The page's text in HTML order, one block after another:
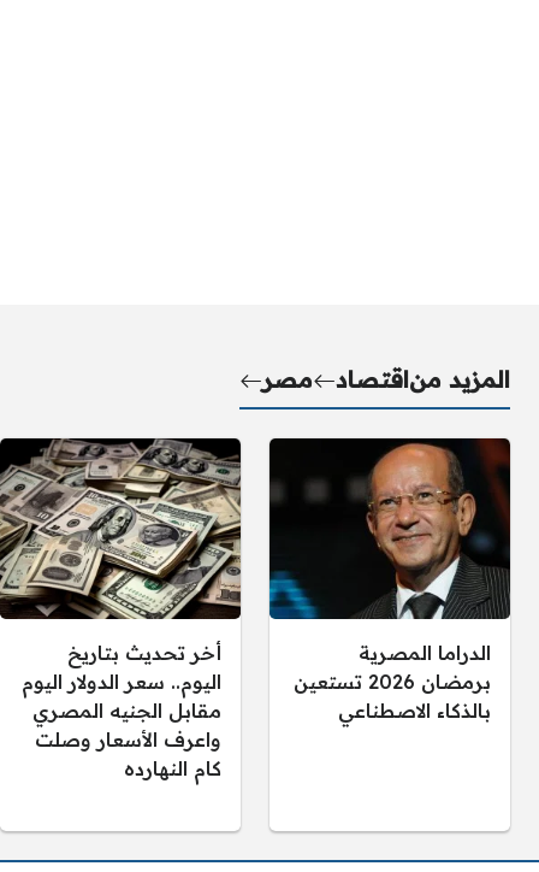
المزيد مناقتصاد مصر
الدراما المصرية
برمضان 2026 تستعين
بالذكاء الاصطناعي
أخر تحديث بتاريخ
اليوم.. سعر الدولار اليوم
مقابل الجنيه المصري
واعرف الأسعار وصلت
كام النهارده